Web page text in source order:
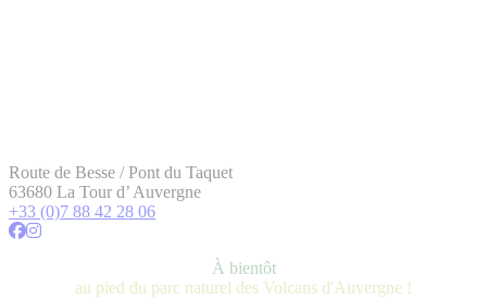
Route de Besse / Pont du Taquet
63680 La Tour d’ Auvergne
+33 (0)7 88 42 28 06
À bientôt
au pied du parc naturel des Volcans d'Auvergne !